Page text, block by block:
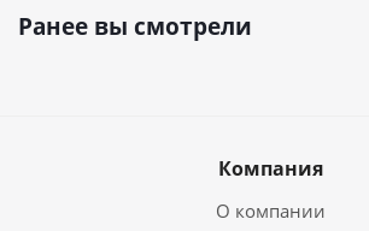
Ранее вы смотрели
Компания
О компании